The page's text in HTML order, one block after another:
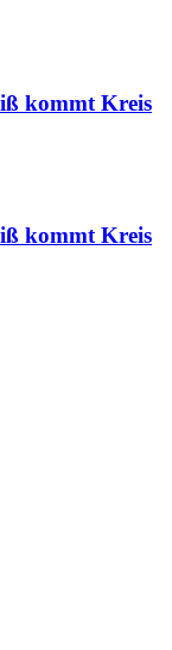
kommt Kreis
kommt Kreis